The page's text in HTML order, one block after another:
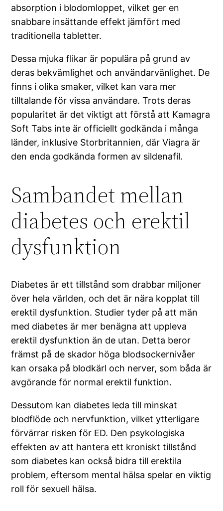
absorption i blodomloppet, vilket ger en
snabbare insättande effekt jämfört med
traditionella tabletter.
Dessa mjuka flikar är populära på grund av
deras bekvämlighet och användarvänlighet. De
finns i olika smaker, vilket kan vara mer
tilltalande för vissa användare. Trots deras
popularitet är det viktigt att förstå att Kamagra
Soft Tabs inte är officiellt godkända i många
länder, inklusive Storbritannien, där Viagra är
den enda godkända formen av sildenafil.
Sambandet mellan
diabetes och erektil
dysfunktion
Diabetes är ett tillstånd som drabbar miljoner
över hela världen, och det är nära kopplat till
erektil dysfunktion. Studier tyder på att män
med diabetes är mer benägna att uppleva
erektil dysfunktion än de utan. Detta beror
främst på de skador höga blodsockernivåer
kan orsaka på blodkärl och nerver, som båda är
avgörande för normal erektil funktion.
Dessutom kan diabetes leda till minskat
blodflöde och nervfunktion, vilket ytterligare
förvärrar risken för ED. Den psykologiska
effekten av att hantera ett kroniskt tillstånd
som diabetes kan också bidra till erektila
problem, eftersom mental hälsa spelar en viktig
roll för sexuell hälsa.